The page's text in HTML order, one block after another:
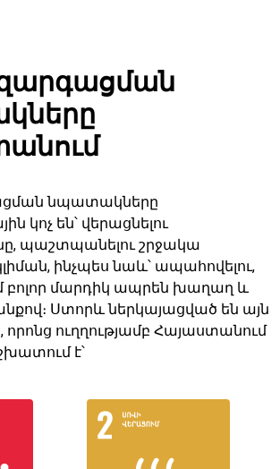
զարգացման
նպատակները
կոչ են՝ վերացնելու
պաշտպանելու շրջակա
ինչպես նաև՝ ապահովելու,
բոլոր մարդիկ ապրեն խաղաղ և
Ստորև ներկայացված են այն
ուղղությամբ Հայաստանում
է՝